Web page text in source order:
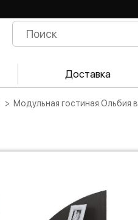
Доставка
Модульная гостиная